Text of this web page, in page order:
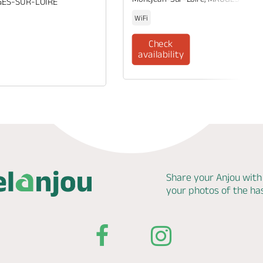
WiFi
Check
availability
Share your Anjou
your photos of the